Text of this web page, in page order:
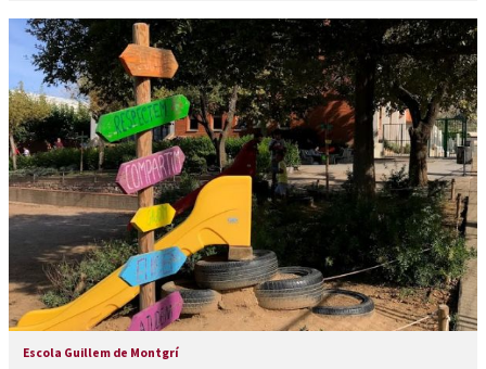
Escola Guillem de Montgrí